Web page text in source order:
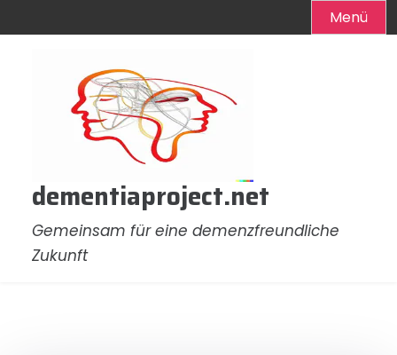
Menü
dementiaproject.net
Gemeinsam für eine demenzfreundliche
Zukunft